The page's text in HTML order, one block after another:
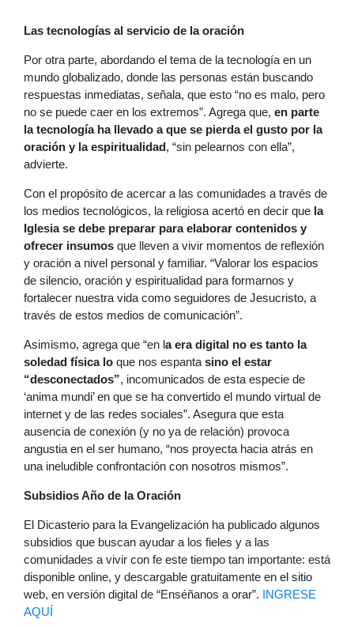
Las tecnologías al servicio de la oración
Por otra parte, abordando el tema de la tecnología en un
mundo globalizado, donde las personas están buscando
respuestas inmediatas, señala, que esto “no es malo, pero
no se puede caer en los extremos”. Agrega que, en parte
la tecnología ha llevado a que se pierda el gusto por la
oración y la espiritualidad, “sin pelearnos con ella”,
advierte.
Con el propósito de acercar a las comunidades a través de
los medios tecnológicos, la religiosa acertó en decir que la
Iglesia se debe preparar para elaborar contenidos y
ofrecer insumos que lleven a vivir momentos de reflexión
y oración a nivel personal y familiar. “Valorar los espacios
de silencio, oración y espiritualidad para formarnos y
fortalecer nuestra vida como seguidores de Jesucristo, a
través de estos medios de comunicación”.
Asimismo, agrega que “en la era digital no es tanto la
soledad física lo que nos espanta sino el estar
“desconectados”, incomunicados de esta especie de
‘anima mundi’ en que se ha convertido el mundo virtual de
internet y de las redes sociales”. Asegura que esta
ausencia de conexión (y no ya de relación) provoca
angustia en el ser humano, “nos proyecta hacia atrás en
una ineludible confrontación con nosotros mismos”.
Subsidios Año de la Oración
El Dicasterio para la Evangelización ha publicado algunos
subsidios que buscan ayudar a los fieles y a las
comunidades a vivir con fe este tiempo tan importante: está
disponible online, y descargable gratuitamente en el sitio
web, en versión digital de “Enséñanos a orar”. INGRESE
AQUÍ